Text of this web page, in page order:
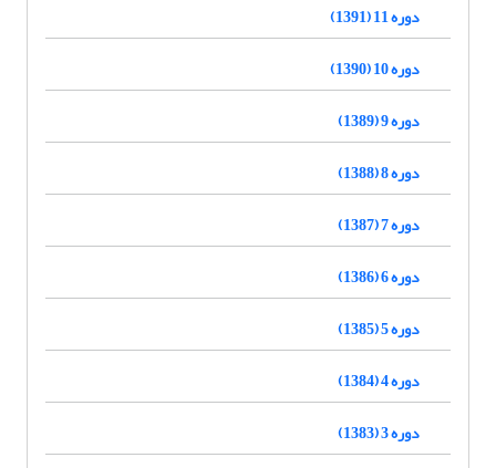
دوره 11 (1391)
دوره 10 (1390)
دوره 9 (1389)
دوره 8 (1388)
دوره 7 (1387)
دوره 6 (1386)
دوره 5 (1385)
دوره 4 (1384)
دوره 3 (1383)